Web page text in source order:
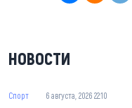
НОВОСТИ
Спорт 6 августа, 2026 22:10